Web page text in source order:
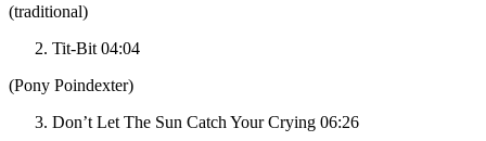
(traditional)
Tit-Bit 04:04
(Pony Poindexter)
Don’t Let The Sun Catch Your Crying 06:26